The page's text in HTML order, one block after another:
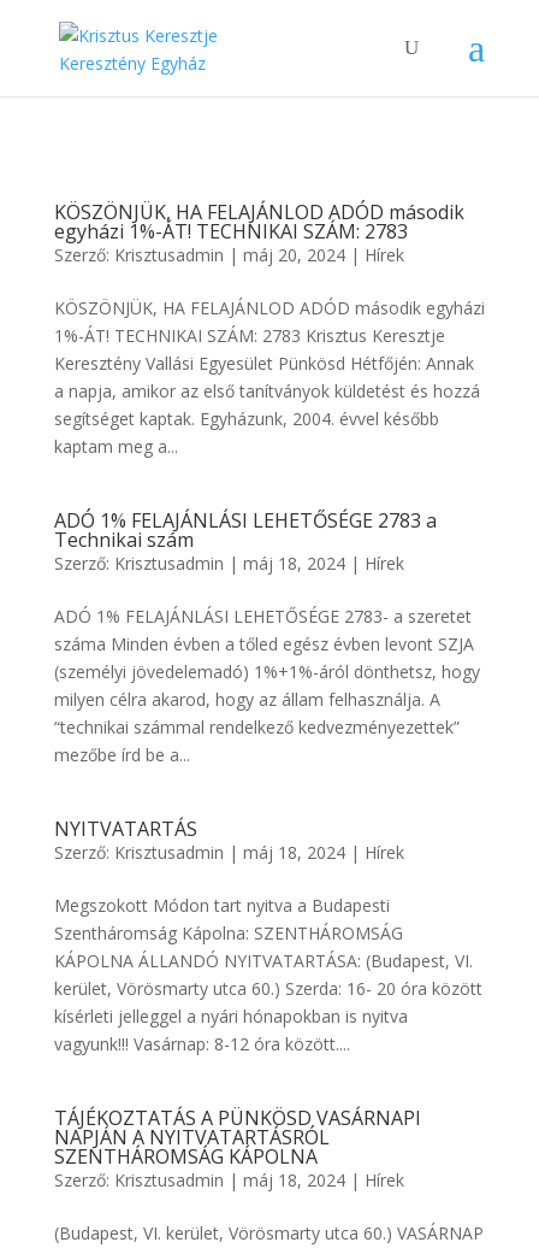
KÖSZÖNJÜK, HA FELAJÁNLOD ADÓD második
egyházi 1%-ÁT! TECHNIKAI SZÁM: 2783
Szerző: Krisztusadmin | máj 20, 2024| Hírek
KÖSZÖNJÜK, HA FELAJÁNLOD ADÓD második egyházi
1%-ÁT! TECHNIKAI SZÁM: 2783 Krisztus Keresztje
Keresztény Vallási Egyesület Pünkösd Hétfőjén: Annak
a napja, amikor az első tanítványok küldetést és hozzá
segítséget kaptak. Egyházunk, 2004. évvel később
kaptam meg a...
ADÓ 1% FELAJÁNLÁSI LEHETŐSÉGE 2783 a
Technikai szám
Szerző: Krisztusadmin | máj 18, 2024| Hírek
ADÓ 1% FELAJÁNLÁSI LEHETŐSÉGE 2783- a szeretet
száma Minden évben a tőled egész évben levont SZJA
(személyi jövedelemadó) 1%+1%-áról dönthetsz, hogy
milyen célra akarod, hogy az állam felhasználja. A
“technikai számmal rendelkező kedvezményezettek”
mezőbe írd be a...
NYITVATARTÁS
Szerző: Krisztusadmin | máj 18, 2024| Hírek
Megszokott Módon tart nyitva a Budapesti
Szentháromság Kápolna: SZENTHÁROMSÁG
KÁPOLNA ÁLLANDÓ NYITVATARTÁSA: (Budapest, VI.
kerület, Vörösmarty utca 60.) Szerda: 16- 20 óra között
kísérleti jelleggel a nyári hónapokban is nyitva
vagyunk!!! Vasárnap: 8-12 óra között....
TÁJÉKOZTATÁS A PÜNKÖSD VASÁRNAPI
NAPJÁN A NYITVATARTÁSRÓL
SZENTHÁROMSÁG KÁPOLNA
Szerző: Krisztusadmin | máj 18, 2024| Hírek
(Budapest, VI. kerület, Vörösmarty utca 60.) VASÁRNAP